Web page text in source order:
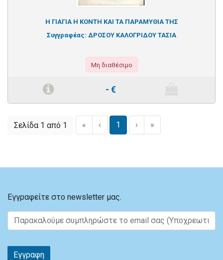
Η ΓΙΑΓΙΑ Η ΚΟΝΤΗ ΚΑΙ ΤΑ ΠΑΡΑΜΥΘΙΑ ΤΗΣ
Συγγραφέας: ΔΡΟΣΟΥ ΚΑΛΟΓΡΙΔΟΥ ΤΑΣΙΑ
Μη διαθέσιμο
- €
Σελίδα 1 από 1 « ‹ 1 › »
Εγγραφείτε στο newsletter μας.
Εγγραφη